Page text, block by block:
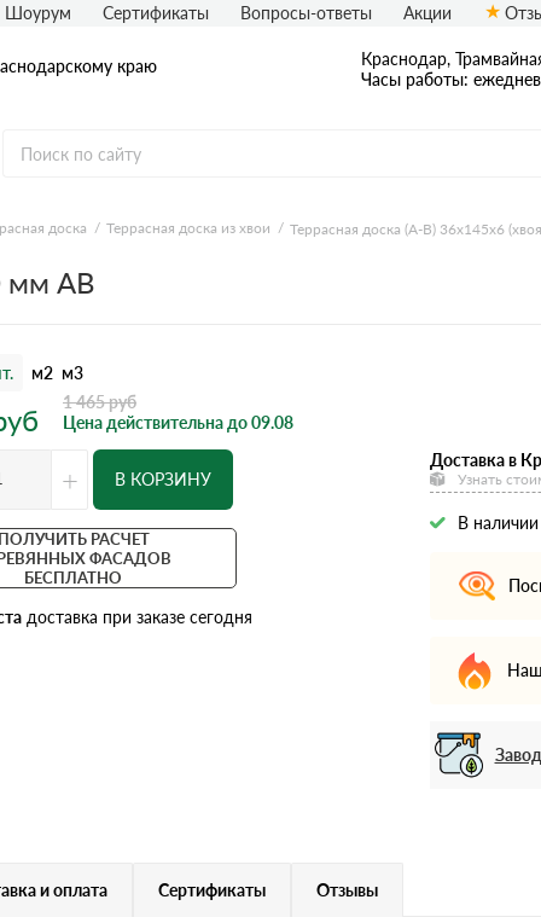
краю
Краснодар,
Часы работы:
Шоурум Сертификаты Вопросы-ответы Акции
доска Террасная доска из хвои Террасная доска (А-В) 36х145х6
мм AB
м2 м3
1 465руб
Цена действительна до 09.08
+ В КОРЗИНУ
РАСЧЕТ
ФАСАДОВ
БЕСПЛАТНО
доставка при заказе сегодня
Доставка в
Узнать
В наличии
и оплата Сертификаты Отзывы